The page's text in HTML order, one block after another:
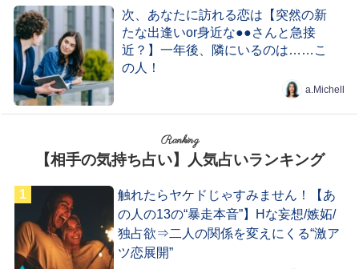
次、あなたに訪れる恋は【突然の新
たな出逢いor身近な●●さんと急接
近？】一年後、隣にいるのは……こ
の人！
a.Michell
Ranking
【相手の気持ち占い】人気占いランキング
触れたらヤケドじゃすみません！【あ
の人の13の“暴走本音”】Hな妄想/嫉妬/
独占欲⇒二人の関係を変えにくる“激ア
ツ恋展開”